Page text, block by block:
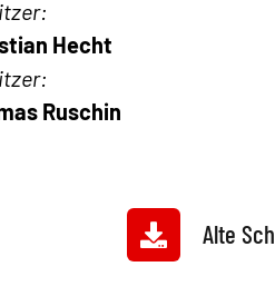
Hecht
Ruschin
Alte